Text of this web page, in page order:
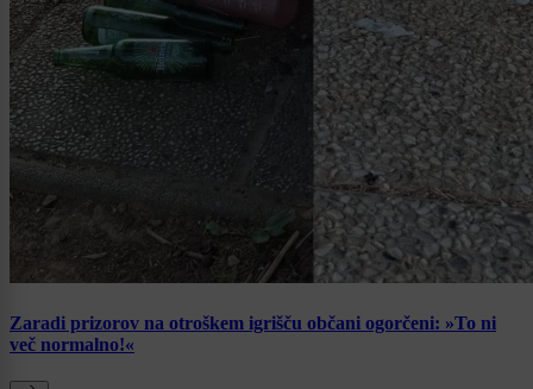
Zaradi prizorov na otroškem igrišču občani ogorčeni: »To ni
več normalno!«